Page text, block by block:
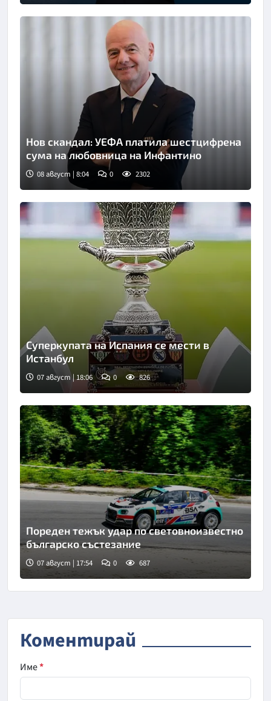
Нов скандал: УЕФА платила шестцифрена
сума на любовница на Инфантино
08 август | 8:04 0 2302
Снимка: X/Twitter
Суперкупата на Испания се мести в
Истанбул
07 август | 18:06 0 826
Пореден тежък удар по световноизвестно
българско състезание
07 август | 17:54 0 687
Коментирай
Име*